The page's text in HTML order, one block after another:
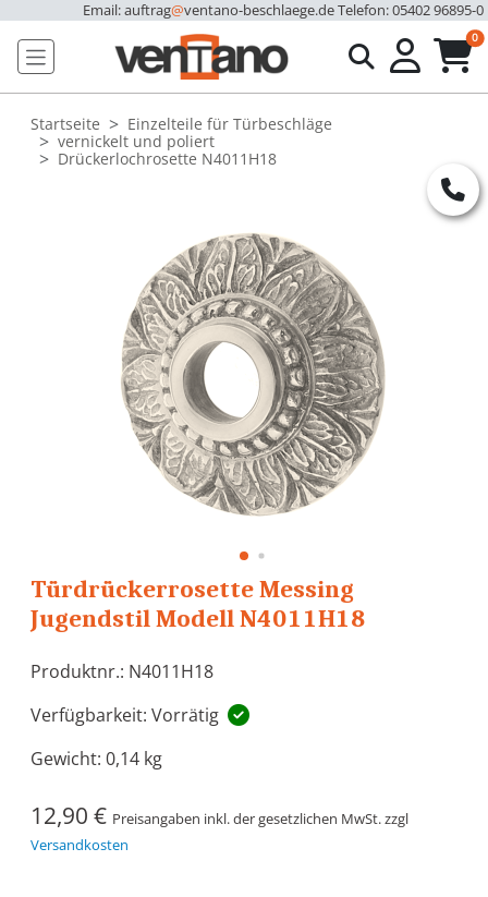
Email: auftrag@ventano-beschlaege.deTelefon: 05402 96895-0
0
Startseite
Einzelteile für Türbeschläge
vernickelt und poliert
Drückerlochrosette N4011H18
Türdrückerrosette Messing
Jugendstil Modell N4011H18
Produktnr.: N4011H18
Verfügbarkeit: Vorrätig
Gewicht: 0,14 kg
12,90 € Preisangaben inkl. der gesetzlichen MwSt. zzgl
Versandkosten